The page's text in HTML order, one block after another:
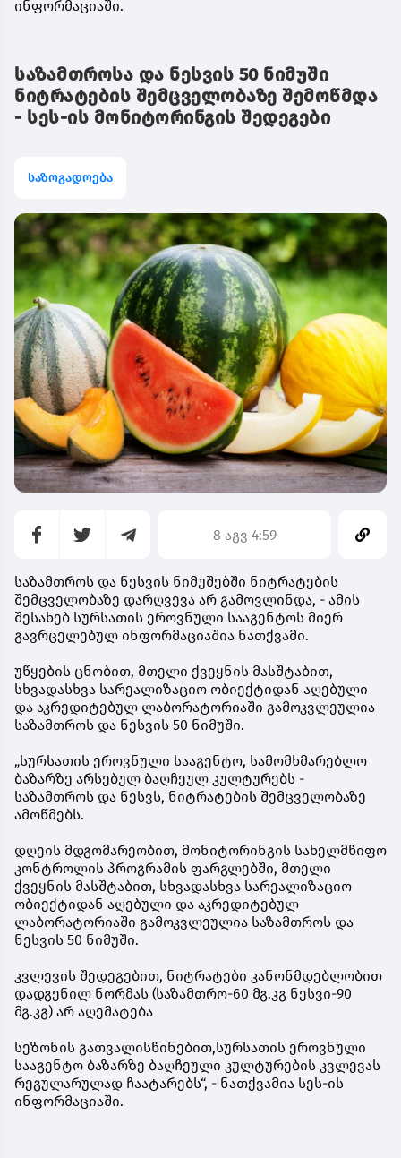
ინფორმაციაში.
საზამთროსა და ნესვის 50 ნიმუში
ნიტრატების შემცველობაზე შემოწმდა
- სეს-ის მონიტორინგის შედეგები
საზოგადოება
8 აგვ 4:59
საზამთროს და ნესვის ნიმუშებში ნიტრატების
შემცველობაზე დარღვევა არ გამოვლინდა, - ამის
შესახებ სურსათის ეროვნული სააგენტოს მიერ
გავრცელებულ ინფორმაციაშია ნათქვამი.
უწყების ცნობით, მთელი ქვეყნის მასშტაბით,
სხვადასხვა სარეალიზაციო ობიექტიდან აღებული
და აკრედიტებულ ლაბორატორიაში გამოკვლეულია
საზამთროს და ნესვის 50 ნიმუში.
„სურსათის ეროვნული სააგენტო, სამომხმარებლო
ბაზარზე არსებულ ბაღჩეულ კულტურებს -
საზამთროს და ნესვს, ნიტრატების შემცველობაზე
ამოწმებს.
დღეის მდგომარეობით, მონიტორინგის სახელმწიფო
კონტროლის პროგრამის ფარგლებში, მთელი
ქვეყნის მასშტაბით, სხვადასხვა სარეალიზაციო
ობიექტიდან აღებული და აკრედიტებულ
ლაბორატორიაში გამოკვლეულია საზამთროს და
ნესვის 50 ნიმუში.
კვლევის შედეგებით, ნიტრატები კანონმდებლობით
დადგენილ ნორმას (საზამთრო-60 მგ.კგ ნესვი-90
მგ.კგ) არ აღემატება
სეზონის გათვალისწინებით,სურსათის ეროვნული
სააგენტო ბაზარზე ბაღჩეული კულტურების კვლევას
რეგულარულად ჩაატარებს“, - ნათქვამია სეს-ის
ინფორმაციაში.